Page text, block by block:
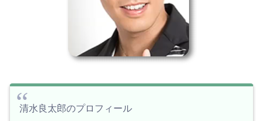
清水良太郎のプロフィール